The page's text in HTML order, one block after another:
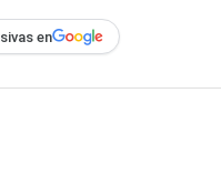
en